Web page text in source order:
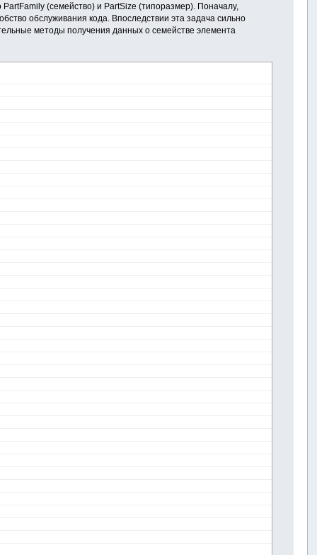
(семейство) и PartSize (типоразмер). Поначалу,
обслуживания кода. Впоследствии эта задача сильно
методы получения данных о семействе элемента